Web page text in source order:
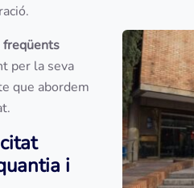
per la seva
que abordem
i